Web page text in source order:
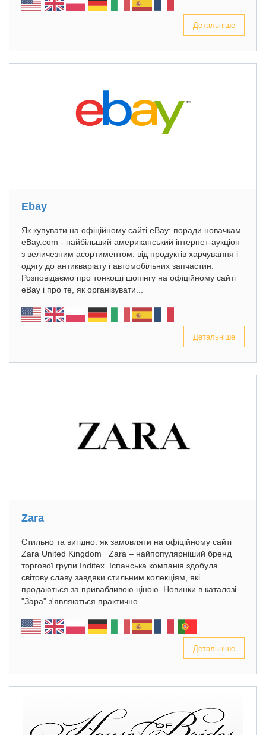
Детальніше
Ebay
Як купувати на офіційному сайті eBay: поради новачкам
eBay.com - найбільший американський інтернет-аукціон
з величезним асортиментом: від продуктів харчування і
одягу до антикваріату і автомобільних запчастин.
Розповідаємо про тонкощі шопінгу на офіційному сайті
eBay і про те, як організувати...
Детальніше
Zara
Стильно та вигідно: як замовляти на офіційному сайті
Zara United Kingdom Zara – найпопулярніший бренд
торгової групи Inditex. Іспанська компанія здобула
світову славу завдяки стильним колекціям, які
продаються за привабливою ціною. Новинки в каталозі
"Зара" з'являються практично...
Детальніше